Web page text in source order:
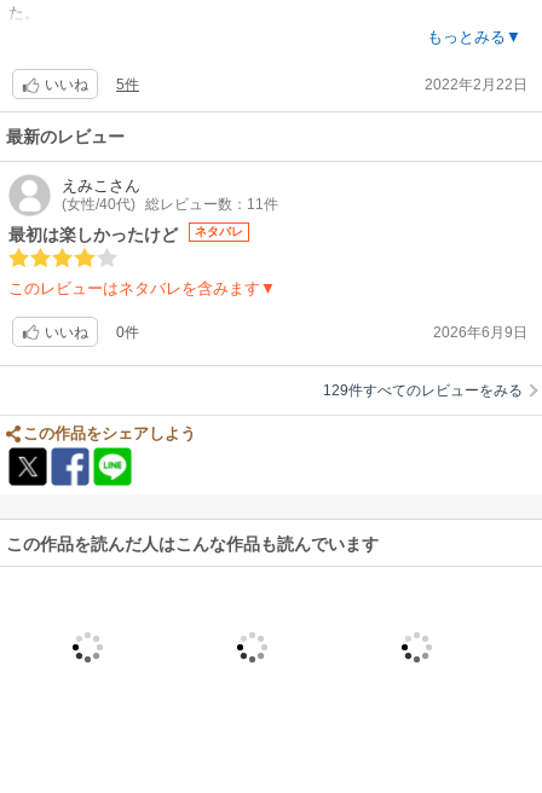
た。
しい黒猫さん。
もう最高しかない。
周りの人達も魅力的で良い人が殆ど。でも何と言っても口のきける賢くて
可愛い黒猫さんなんて、ホント垂涎モノだわ。
内容的には、やや繰り返しが気になる部分があったり、ん？何かの伏線？
でも回収されてなかったよね？とか、あんなアッサリ告白するんだ？てか
出来るんだ？な違和感とか、まぁ少々、なくはないンですが、とても楽し
続巻が出たら、もちろん読みます。
もっとみる▼
いいね 5件 2022年2月22日
最新のレビュー
えみこ さん
(女性/40代) 総レビュー数：11件
最初は楽しかったけど ネタバレ
このレビューはネタバレを含みます▼
いいね 0件 2026年6月9日
129件すべてのレビューをみる
この作品をシェアしよう
この作品を読んだ人はこんな作品も読んでいます